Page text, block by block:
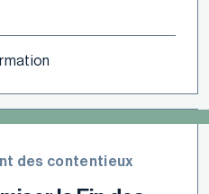
des contentieux